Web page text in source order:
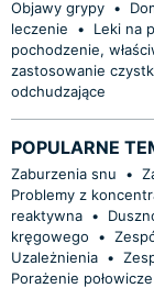
Objawy grypy •
leczenie
• Leki na
pochodzenie,
zastosowanie
odchudzające
POPULARNE
Zaburzenia snu •
Problemy z
reaktywna •
kręgowego
•
Uzależnienia •
Porażenie połowicze